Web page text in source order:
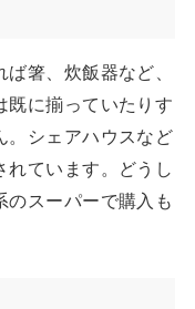
箸、炊飯器など、
既に揃っていたりす
。シェアハウスなど
れています。どうし
のスーパーで購入も